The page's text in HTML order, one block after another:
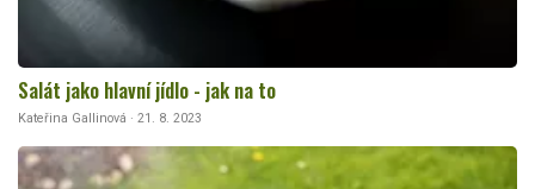
Salát jako hlavní jídlo - jak na to
Kateřina Gallinová · 21. 8. 2023